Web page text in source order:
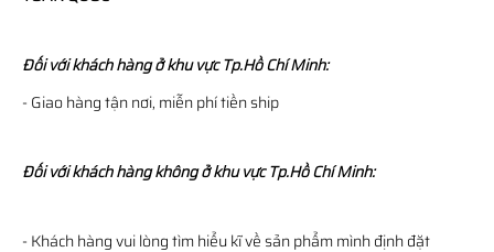
Đối với khách hàng ở khu vực Tp.Hồ Chí Minh:
- Giao hàng tận nơi, miễn phí tiền ship
Đối với khách hàng không ở khu vực Tp.Hồ Chí Minh:
- Khách hàng vui lòng tìm hiểu kĩ về sản phẩm mình định đặt